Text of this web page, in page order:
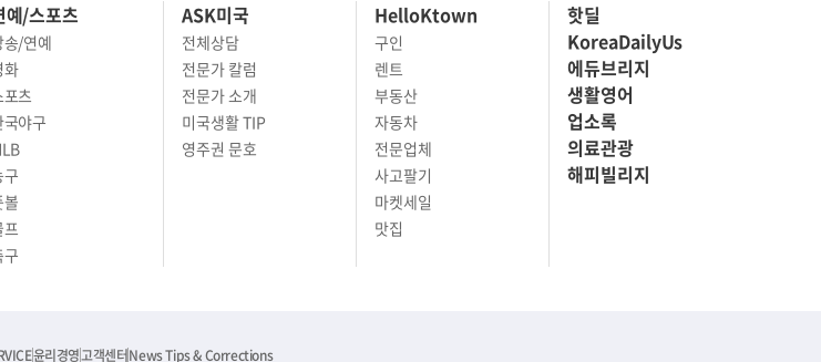
예/스포츠
송/연예
화
포츠
국야구
구
볼
프
구
ASK미국
전체상담
전문가 칼럼
전문가 소개
미국생활 TIP
영주권 문호
HelloKtown
구인
렌트
부동산
자동차
전문업체
사고팔기
마켓세일
맛집
핫딜
KoreaDailyUs
에듀브리지
생활영어
업소록
의료관광
해피빌리지
윤리경영고객센터News Tips & Corrections